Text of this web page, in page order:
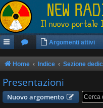
Argomenti attivi
Home Indice Sezione
Presentazioni
Nuovo argomento